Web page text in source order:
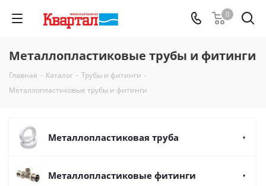
0
Металлопластиковые трубы и фитинги
Главная - Каталог - Трубы и фитинги -
Металлопластиковые трубы и фитинги
Металлопластиковая труба
Металлопластиковые фитинги